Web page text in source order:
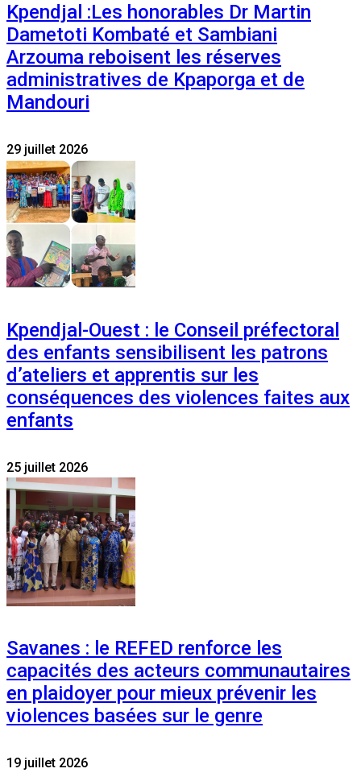
Kpendjal :Les honorables Dr Martin
Dametoti Kombaté et Sambiani
Arzouma reboisent les réserves
administratives de Kpaporga et de
Mandouri
29 juillet 2026
Kpendjal-Ouest : le Conseil préfectoral
des enfants sensibilisent les patrons
d’ateliers et apprentis sur les
conséquences des violences faites aux
enfants
25 juillet 2026
Savanes : le REFED renforce les
capacités des acteurs communautaires
en plaidoyer pour mieux prévenir les
violences basées sur le genre
19 juillet 2026